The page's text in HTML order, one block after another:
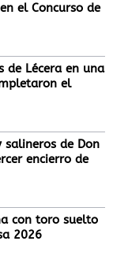
el Concurso de
de Lécera en una
el
de Don
encierro de
con toro suelto
2026